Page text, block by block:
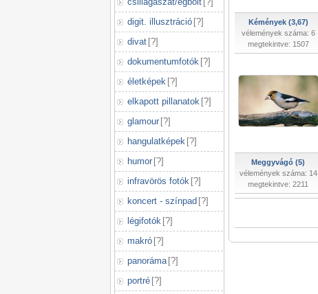
digit. illusztráció [?]
divat [?]
dokumentumfotók [?]
életképek [?]
elkapott pillanatok [?]
glamour [?]
hangulatképek [?]
humor [?]
infravörös fotók [?]
koncert - színpad [?]
légifotók [?]
makró [?]
panoráma [?]
portré [?]
Kémények (3,67)
vélemények száma: 6
megtekintve: 1507
Meggyvágó (5)
vélemények száma: 14
megtekintve: 2211